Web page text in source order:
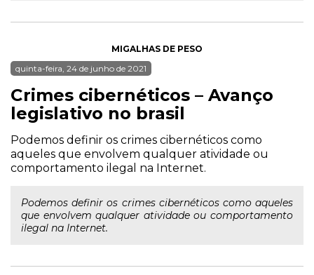
MIGALHAS DE PESO
quinta-feira, 24 de junho de 2021
Crimes cibernéticos – Avanço
legislativo no brasil
Podemos definir os crimes cibernéticos como
aqueles que envolvem qualquer atividade ou
comportamento ilegal na Internet.
Podemos definir os crimes cibernéticos como aqueles
que envolvem qualquer atividade ou comportamento
ilegal na Internet.